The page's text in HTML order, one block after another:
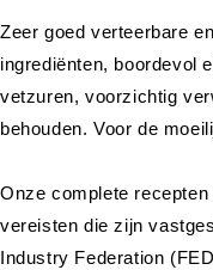
Zeer goed verteerbare
ingrediënten, boordevol
vetzuren, voorzichtig
behouden. Voor de
Onze complete
vereisten die zijn
Industry Federation